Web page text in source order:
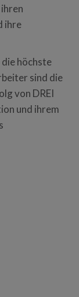
ihre
höchste
sind die
von DREI
und ihrem